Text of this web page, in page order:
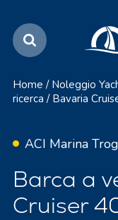
Home / Noleggio
ricerca / Bavaria
ACI Marina
Barca a
Cruiser